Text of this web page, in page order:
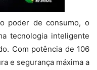
poder de consumo, o
tecnologia inteligente
Com potência de 106
e segurança máxima a